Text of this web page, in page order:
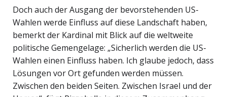
Doch auch der Ausgang der bevorstehenden US-
Wahlen werde Einfluss auf diese Landschaft haben,
bemerkt der Kardinal mit Blick auf die weltweite
politische Gemengelage: „Sicherlich werden die US-
Wahlen einen Einfluss haben. Ich glaube jedoch, dass
Lösungen vor Ort gefunden werden müssen.
Zwischen den beiden Seiten. Zwischen Israel und der